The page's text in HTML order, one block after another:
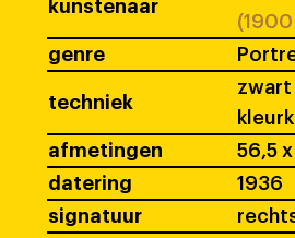
kunstenaar
(1900
genre
techniek
afmetingen
56,5
datering
1936
signatuur